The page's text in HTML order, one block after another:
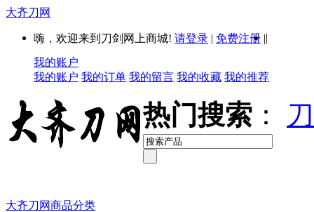
大齐刀网
嗨，欢迎来到刀剑网上商城! 请登录 | 免费注册 ||
我的账户
我的账户 我的订单 我的留言 我的收藏 我的推荐
热门搜索 ：
大齐刀网商品分类